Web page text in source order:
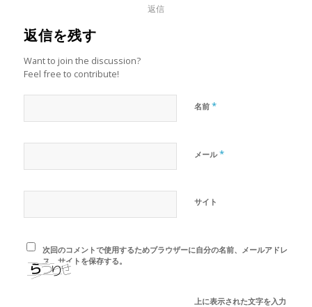
返信
返信を残す
Want to join the discussion?
Feel free to contribute!
名前 *
メール*
サイト
次回のコメントで使用するためブラウザーに自分の名前、メールアドレ
ス、サイトを保存する。
上に表示された文字を入力